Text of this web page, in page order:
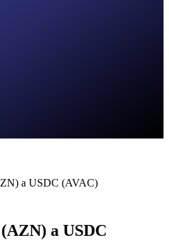
a USDC (AVAC)
a USDC